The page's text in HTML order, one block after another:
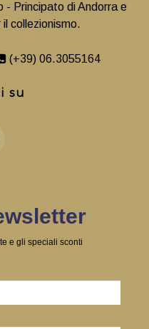
- Principato di Andorra e
collezionismo.
(+39) 06.3055164
su
e gli speciali sconti